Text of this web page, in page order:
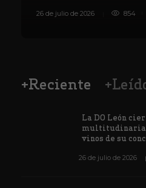
26 de julio de 2026 854
+Reciente
La DO León
multitudinaria
vinos de su
26 de julio de 2026